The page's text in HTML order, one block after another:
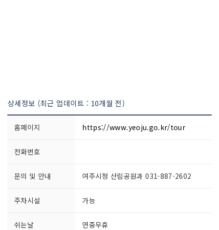
상세정보 (최근 업데이트 : 10개월 전)
홈페이지 https://www.yeoju.go.kr/tour
전화번호
문의 및 안내 여주시청 산림공원과 031-887-2602
주차시설 가능
쉬는날 연중무휴